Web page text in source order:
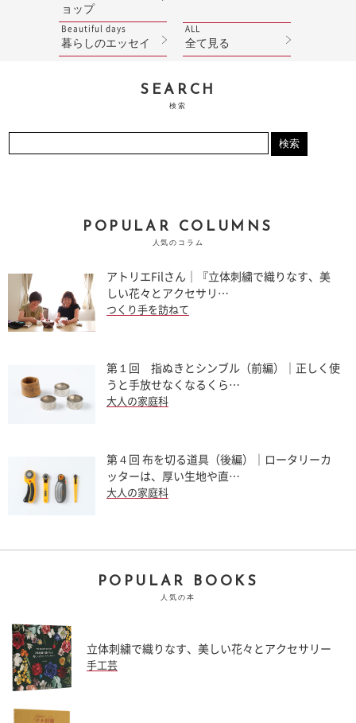
ョップ
Beautiful days
暮らしのエッセイ
ALL
全て見る
SEARCH
検索
POPULAR COLUMNS
人気のコラム
アトリエFilさん｜『立体刺繍で織りなす、美
しい花々とアクセサリ…
つくり手を訪ねて
第１回 指ぬきとシンブル（前編）｜正しく使
うと手放せなくなるくら…
大人の家庭科
第４回 布を切る道具（後編）｜ロータリーカ
ッターは、厚い生地や直…
大人の家庭科
POPULAR BOOKS
人気の本
立体刺繍で織りなす、美しい花々とアクセサリー
手工芸